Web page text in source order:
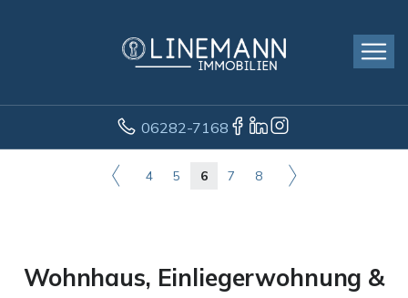
06282-7168
4 5 6 7 8
Wohnhaus, Einliegerwohnung &